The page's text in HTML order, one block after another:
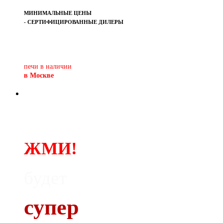
МИНИМАЛЬНЫЕ ЦЕНЫ
- СЕРТИФИЦИРОВАННЫЕ ДИЛЕРЫ
печи в наличии
в Москве
ЖМИ!
супер